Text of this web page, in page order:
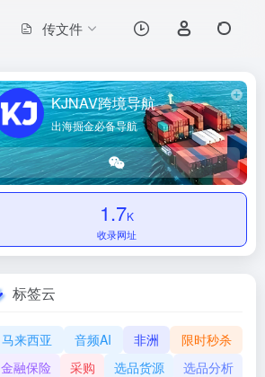
传文件
KJNAV跨境导航
出海掘金必备导航
1.7K
收录网址
标签云
马来西亚 音频AI 非洲
限时秒杀
金融保险
采购 选品货源
选品分析